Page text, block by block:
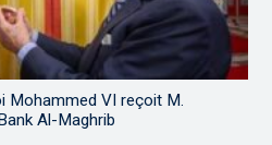
Mohammed VI reçoit M.
Al-Maghrib